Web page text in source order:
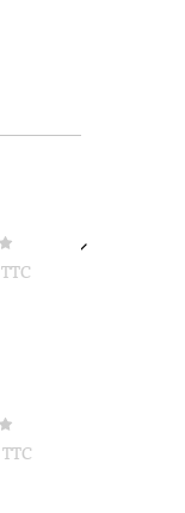
TTC
TTC